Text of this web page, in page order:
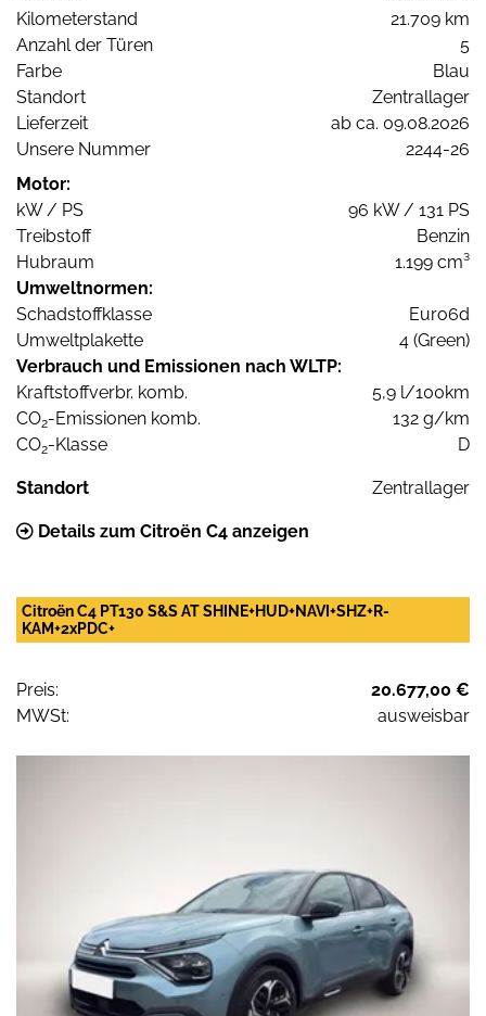
Kilometerstand
21.709 km
Anzahl der Türen
5
Farbe
Blau
Standort
Zentrallager
Lieferzeit
ab ca. 09.08.2026
Unsere Nummer
2244-26
Motor:
kW / PS
96 kW / 131 PS
Treibstoff
Benzin
Hubraum
1.199 cm³
Umweltnormen:
Schadstoffklasse
Euro6d
Umweltplakette
4 (Green)
Verbrauch und Emissionen nach WLTP:
Kraftstoffverbr. komb.
5,9 l/100km
CO2-Emissionen komb.
132 g/km
CO2-Klasse D
Standort Zentrallager
Details zum Citroën C4 anzeigen
Citroën C4 PT130 S&S AT SHINE+HUD+NAVI+SHZ+R-
KAM+2xPDC+
Preis:
20.677,00 €
MWSt:
ausweisbar